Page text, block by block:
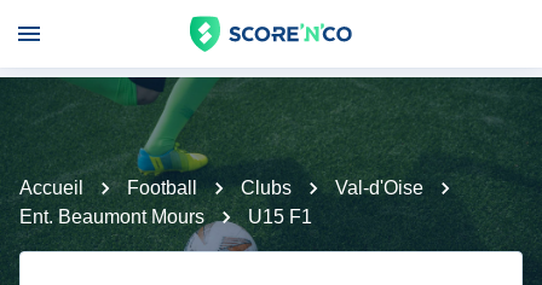
Accueil Football Clubs
Val-d'Oise
Ent. Beaumont Mours
U15 F1